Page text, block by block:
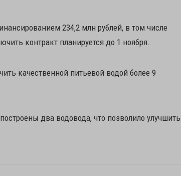
234,2 млн рублей, в том числе
контракт планируется до 1 ноября.
качественной питьевой водой более 9
два водовода, что позволило улучшить